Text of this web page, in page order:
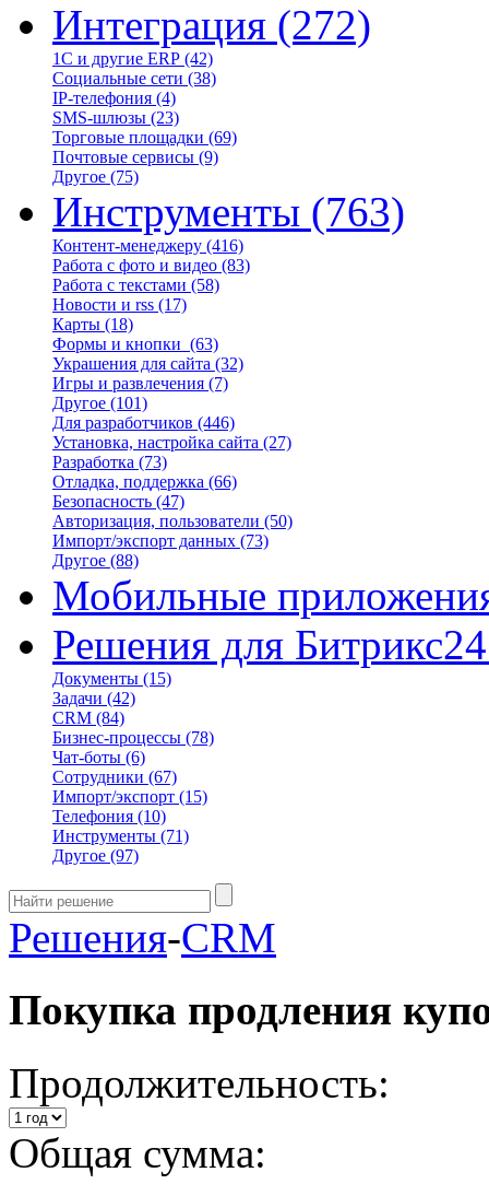
Интеграция (272)
1С и другие ERP (42)
Социальные сети (38)
IP-телефония (4)
SMS-шлюзы (23)
Торговые площадки (69)
Почтовые сервисы (9)
Другое (75)
Инструменты (763)
Контент-менеджеру (416)
Работа с фото и видео (83)
Работа с текстами (58)
Новости и rss (17)
Карты (18)
Формы и кнопки (63)
Украшения для сайта (32)
Игры и развлечения (7)
Другое (101)
Для разработчиков (446)
Установка, настройка сайта (27)
Разработка (73)
Отладка, поддержка (66)
Безопасность (47)
Авторизация, пользователи (50)
Импорт/экспорт данных (73)
Другое (88)
Мобильные
Решения для Битрикс24
Документы (15)
Задачи (42)
CRM (84)
Бизнес-процессы (78)
Чат-боты (6)
Сотрудники (67)
Импорт/экспорт (15)
Телефония (10)
Инструменты (71)
Другое (97)
Решения-CRM
Покупка продления
Продолжительность:
Общая сумма: